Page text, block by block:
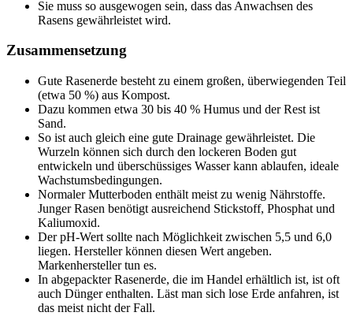
Sie muss so ausgewogen sein, dass das Anwachsen des
Rasens gewährleistet wird.
Zusammensetzung
Gute Rasenerde besteht zu einem großen, überwiegenden Teil
(etwa 50 %) aus Kompost.
Dazu kommen etwa 30 bis 40 % Humus und der Rest ist
Sand.
So ist auch gleich eine gute Drainage gewährleistet. Die
Wurzeln können sich durch den lockeren Boden gut
entwickeln und überschüssiges Wasser kann ablaufen, ideale
Wachstumsbedingungen.
Normaler Mutterboden enthält meist zu wenig Nährstoffe.
Junger Rasen benötigt ausreichend Stickstoff, Phosphat und
Kaliumoxid.
Der pH-Wert sollte nach Möglichkeit zwischen 5,5 und 6,0
liegen. Hersteller können diesen Wert angeben.
Markenhersteller tun es.
In abgepackter Rasenerde, die im Handel erhältlich ist, ist oft
auch Dünger enthalten. Läst man sich lose Erde anfahren, ist
das meist nicht der Fall.